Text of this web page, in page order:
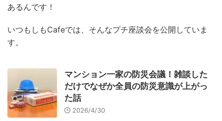
防災ポーチ 防災学習 非常持出袋 非常食
あるんです！
いつもしもCafeでは、そんなプチ座談会を公開していま
す。
マンション一家の防災会議！雑談した
だけでなぜか全員の防災意識が上がっ
た話
2026/4/30